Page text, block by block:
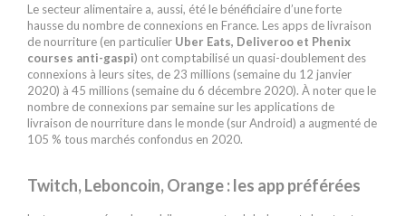
Le secteur alimentaire a, aussi, été le bénéficiaire d’une forte
hausse du nombre de connexions en France. Les apps de livraison
de nourriture (en particulier Uber Eats, Deliveroo et Phenix
courses anti-gaspi) ont comptabilisé un quasi-doublement des
connexions à leurs sites, de 23 millions (semaine du 12 janvier
2020) à 45 millions (semaine du 6 décembre 2020). À noter que le
nombre de connexions par semaine sur les applications de
livraison de nourriture dans le monde (sur Android) a augmenté de
105 % tous marchés confondus en 2020.
Twitch, Leboncoin, Orange : les app préférées